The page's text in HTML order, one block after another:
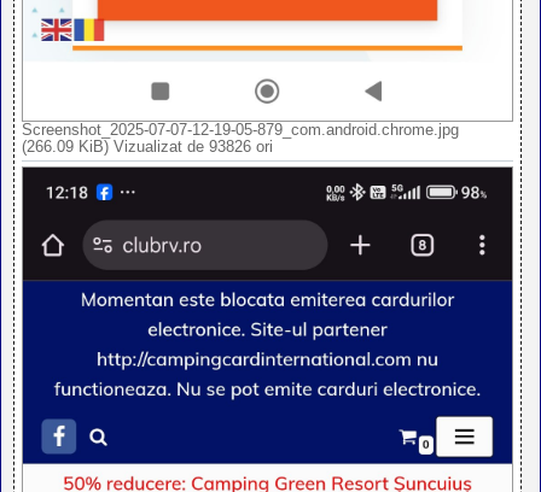
Screenshot_2025-07-07-12-19-05-879_com.android.chrome.jpg
(266.09 KiB) Vizualizat de 93826 ori